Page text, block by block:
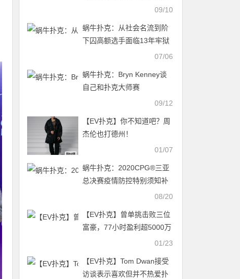
09/10
蜗牛扑克：从社会名流到阶
下囚高额选手面临13年牢狱
07/06
蜗牛扑克：Bryn Kenney谈
自己和扑克大师赛
09/12
【EV扑克】你不知道吧？周
杰伦也打德州！
01/07
蜗牛扑克：2020CPG®三亚
总决赛疫情防控特别须知补
充（汕尾/深圳）及参赛须知
08/20
【EV扑克】曾单挑击败三位
富豪，77小时盈利超5000万
刀，美国顶级律师打扑克欠
01/23
【EV扑克】Tom Dwan接受
访谈表示喜欢但并不热爱扑